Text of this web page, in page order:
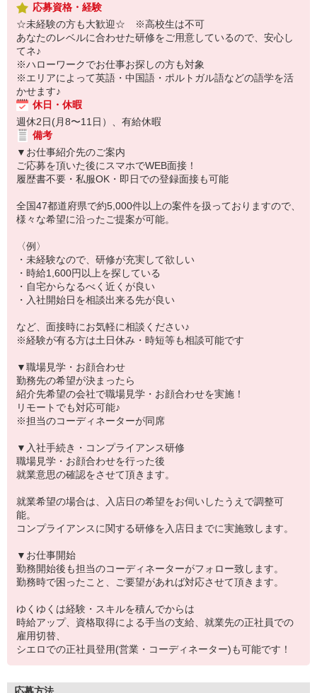
応募資格・経験
☆未経験の方も大歓迎☆ ※高校生は不可
あなたのレベルに合わせた研修をご用意しているので、安心し
てネ♪
※ハローワークでお仕事お探しの方も対象
※エリアによって英語・中国語・ポルトガル語などの語学を活
かせます♪
休日・休暇
週休2日(月8〜11日）、有給休暇
備考
▼お仕事紹介先のご案内
ご応募を頂いた後にスマホでWEB面接！
履歴書不要・私服OK・即日での登録面接も可能
全国47都道府県で約5,000件以上の案件を扱っておりますので、
様々な希望に沿ったご提案が可能。
〈例〉
・未経験なので、研修が充実して欲しい
・時給1,600円以上を探している
・自宅からなるべく近くが良い
・入社開始日を相談出来る先が良い
など、面接時にお気軽に相談ください♪
※経験が有る方は土日休み・時短等も相談可能です
▼職場見学・お顔合わせ
勤務先の希望が決まったら
紹介先希望の会社で職場見学・お顔合わせを実施！
リモートでも対応可能♪
※担当のコーディネーターが同席
▼入社手続き・コンプライアンス研修
職場見学・お顔合わせを行った後
就業意思の確認をさせて頂きます。
就業希望の場合は、入店日の希望をお伺いしたうえで調整可
能。
コンプライアンスに関する研修を入店日までに実施致します。
▼お仕事開始
勤務開始後も担当のコーディネーターがフォロー致します。
勤務時で困ったこと、ご要望があれば対応させて頂きます。
ゆくゆくは経験・スキルを積んでからは
時給アップ、資格取得による手当の支給、就業先の正社員での
雇用切替、
シエロでの正社員登用(営業・コーディネーター)も可能です！